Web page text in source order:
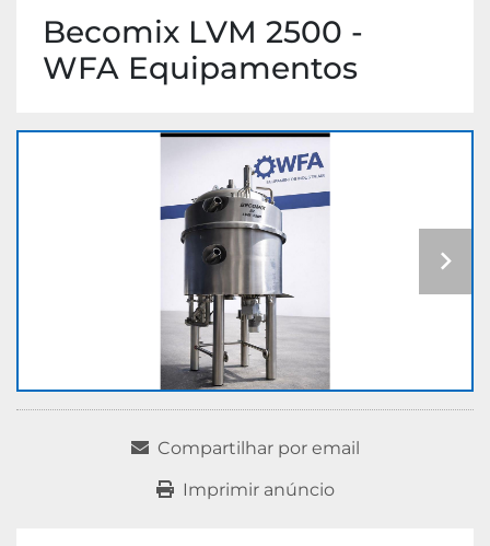
Becomix LVM 2500 -
WFA Equipamentos
Compartilhar por email
Imprimir anúncio